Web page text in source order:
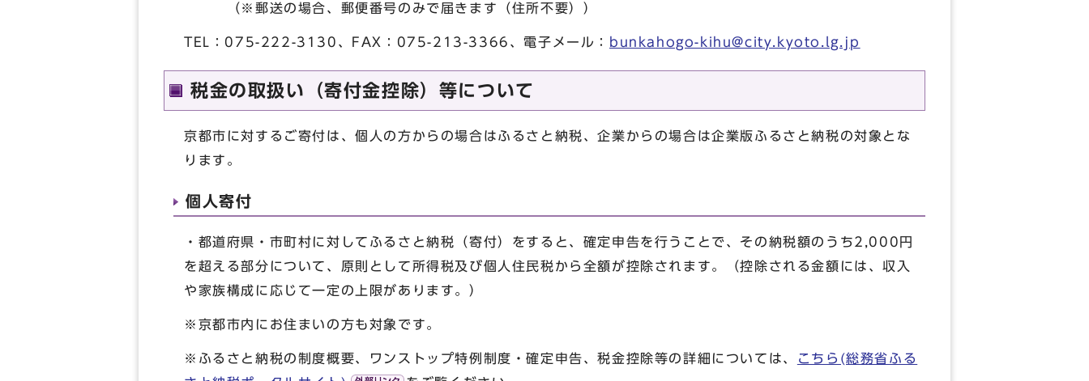
（※郵送の場合、郵便番号のみで届きます（住所不要））
TEL：075-222-3130、FAX：075-213-3366、電子メール： bunkahogo-kihu@city.kyoto.lg.jp
税金の取扱い（寄付金控除）等について
京都市に対するご寄付は、個人の方からの場合はふるさと納税、企業からの場合は企業版ふるさと納税の対象とな
ります。
個人寄付
・都道府県・市町村に対してふるさと納税（寄付）をすると、確定申告を行うことで、その納税額のうち2,000円
を超える部分について、原則として所得税及び個人住民税から全額が控除されます。（控除される金額には、収入
や家族構成に応じて一定の上限があります。）
※京都市内にお住まいの方も対象です。
※ふるさと納税の制度概要、ワンストップ特例制度・確定申告、税金控除等の詳細については、
こちら(総務省ふる